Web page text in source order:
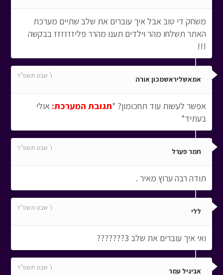
משחק די טוב אבל איך עוברים את שלב שתיים מערכת
האתר תשלחו מהר וילדים תענו מהרר פליזזזזזז בבקשה
!!!
אמאשליראשמכון אורה ו' שבט תשפ"ד
אפשר לעשות עוד תחכומון? *תגובת המערכת: אולי
בעתיד*
תמר פערל ו' שבט תשפ"ד
תודה רבה ערוץ מאיר .
ללי ו' שבט תשפ"ד
ואי איך עוברים את שלב 3???????
אביגיל עמר ו' שבט תשפ"ד